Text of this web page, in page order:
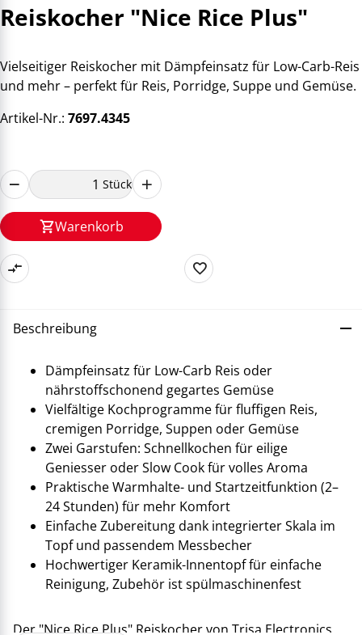
Reiskocher "Nice Rice Plus"
Vielseitiger Reiskocher mit Dämpfeinsatz für Low-Carb-Reis
und mehr – perfekt für Reis, Porridge, Suppe und Gemüse.
Artikel-Nr.: 7697.4345
Stück
Warenkorb
Beschreibung
Dämpfeinsatz für Low-Carb Reis oder
nährstoffschonend gegartes Gemüse
Vielfältige Kochprogramme für fluffigen Reis,
cremigen Porridge, Suppen oder Gemüse
Zwei Garstufen: Schnellkochen für eilige
Geniesser oder Slow Cook für volles Aroma
Praktische Warmhalte- und Startzeitfunktion (2–
24 Stunden) für mehr Komfort
Einfache Zubereitung dank integrierter Skala im
Topf und passendem Messbecher
Hochwertiger Keramik-Innentopf für einfache
Reinigung, Zubehör ist spülmaschinenfest
Der "Nice Rice Plus" Reiskocher von Trisa Electronics